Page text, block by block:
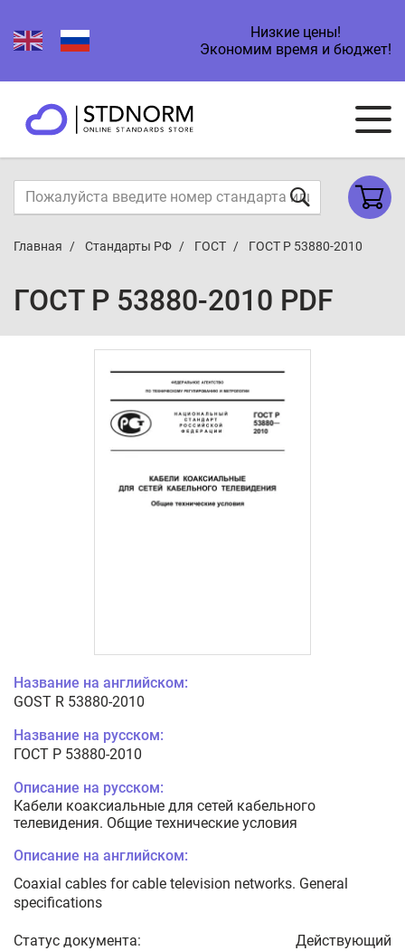
Низкие цены!
Экономим время и бюджет!
Главная Стандарты РФ ГОСТ ГОСТ Р 53880-2010
ГОСТ Р 53880-2010 PDF
Название на английском:
GOST R 53880-2010
Название на русском:
ГОСТ Р 53880-2010
Описание на русском:
Кабели коаксиальные для сетей кабельного
телевидения. Общие технические условия
Описание на английском:
Coaxial cables for cable television networks. General
specifications
Статус документа: Действующий